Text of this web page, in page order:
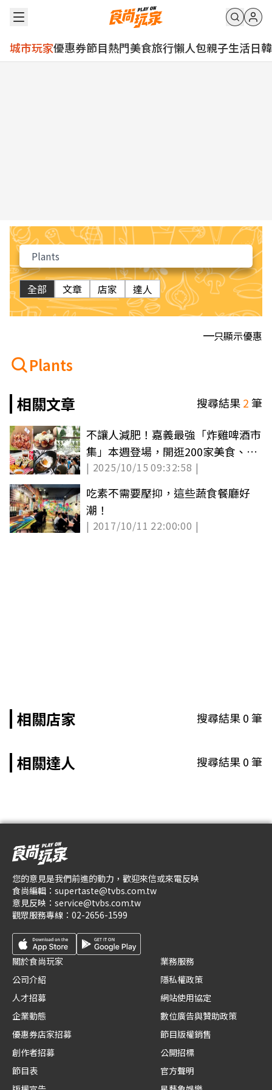
城市玩家優惠券節目熱門美食旅行懶人包親子生活日韓
全部 文章 店家 達人
只顯示優惠
Plants
相關文章
搜尋結果2筆
不讓人減肥！嘉義最強「炸雞啤酒市
集」本週登場，開逛200家美食、文
創小物
| 2025/10/15 09:32:58 |
吃素不需要壓抑，這些蔬食餐廳好
潮！
| 2017/10/11 22:00:00 |
相關店家 搜尋結果0筆
相關達人 搜尋結果0筆
您的意見是我們前進的動力，歡迎來信或來電反映
食尚編輯： supertaste@tvbs.com.tw
意見反映： service@tvbs.com.tw
觀眾服務專線： 02-2656-1599
關於食尚玩家
公司介紹
人才招募
企業動態
優惠券店家招募
創作者招募
節目表
業務服務
隱私權政策
網站使用協定
數位廣告與贊助政策
節目版權銷售
公開招標
官方聲明